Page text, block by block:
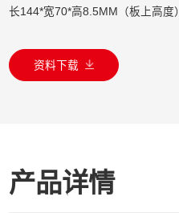
长144*宽70*高8.5MM（板上高度）
资料下载
产品详情